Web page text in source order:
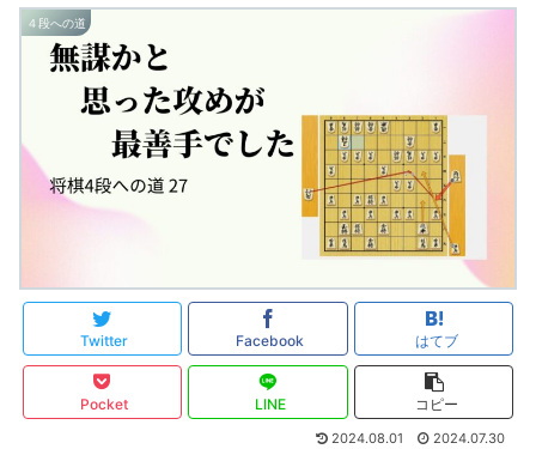
４段への道
Twitter Facebook はてブ
Pocket LINE コピー
2024.08.01 2024.07.30